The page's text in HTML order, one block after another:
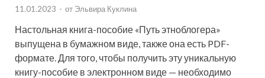
11.01.2023 - от Эльвира Куклина
Настольная книга-пособие «Путь этноблогера»
выпущена в бумажном виде, также она есть PDF-
формате. Для того, чтобы получить эту уникальную
книгу-пособие в электронном виде — необходимо